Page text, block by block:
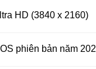
HD (3840 x 2160)
phiên bản năm